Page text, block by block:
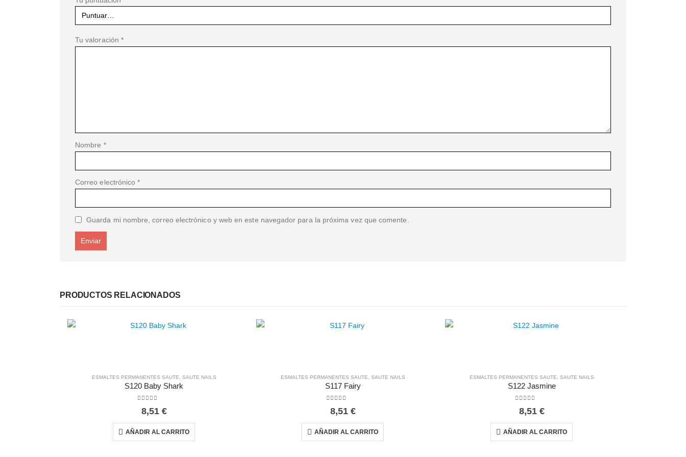
Tu valoración *
Nombre *
Correo electrónico*
Guarda mi nombre, correo electrónico y web en este navegador para la próxima vez que comente.
PRODUCTOS RELACIONADOS
ESMALTES PERMANENTES SAUTE SAUTE NAILS
S120 Baby Shark
8,51 €
AÑADIR AL CARRITO
ESMALTES PERMANENTES SAUTE SAUTE NAILS
S117 Fairy
8,51 €
AÑADIR AL CARRITO
ESMALTES PERMANENTES SAUTE SAUTE NAILS
S122 Jasmine
8,51 €
AÑADIR AL CARRITO